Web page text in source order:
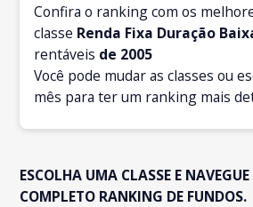
Confira o ranking com os
classe Renda Fixa Duração
rentáveis de 2005
Você pode mudar as classes ou
mês para ter um ranking mais
ESCOLHA UMA CLASSE E
COMPLETO RANKING DE FUNDOS.